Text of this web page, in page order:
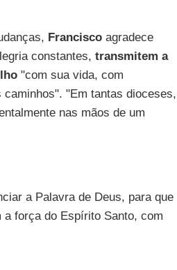
Franciscoagradece
constantes, transmitem a
"com sua vida, com
"Em tantas dioceses,
nas mãos de um
a Palavra de Deus, para que
força do Espírito Santo, com